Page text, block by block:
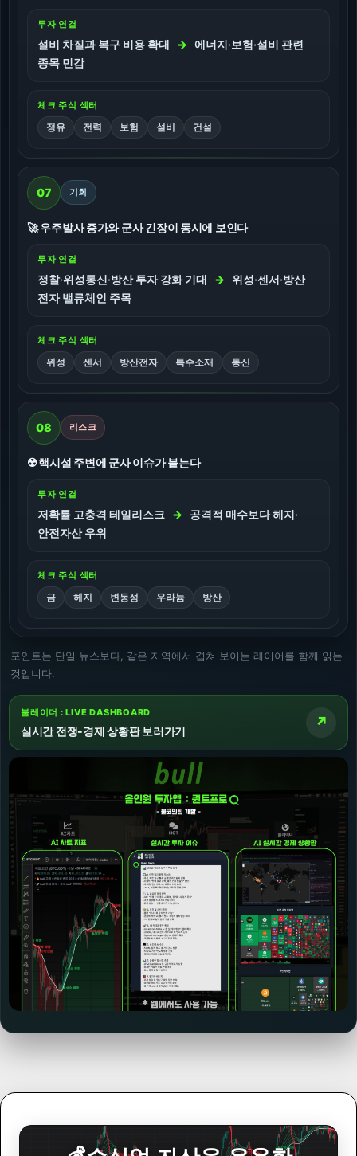
투자 연결
설비 차질과 복구 비용 확대 → 에너지·보험·설비 관련
종목 민감
체크 주식 섹터
정유 전력 보험 설비 건설
07 기회
🚀 우주발사 증가와 군사 긴장이 동시에 보인다
투자 연결
정찰·위성통신·방산 투자 강화 기대 →
위성·센서·방산
전자 밸류체인 주목
체크 주식 섹터
위성 센서 방산전자 특수소재 통신
08 리스크
☢️ 핵시설 주변에 군사 이슈가 붙는다
투자 연결
저확률 고충격 테일리스크 →
공격적 매수보다 헤지·
안전자산 우위
체크 주식 섹터
금 헤지 변동성 우라늄 방산
포인트는 단일 뉴스보다, 같은 지역에서 겹쳐 보이는 레이어를 함께 읽는
것입니다.
불레이더 : LIVE DASHBOARD
실시간 전쟁-경제 상황판 보러가기
↗